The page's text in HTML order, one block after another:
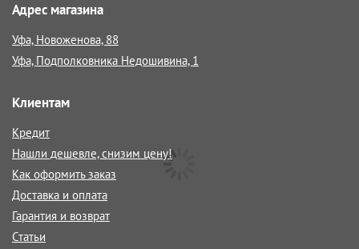
Адрес магазина
Уфа, Новоженова, 88
Уфа, Подполковника Недошивина, 1
Клиентам
Кредит
Нашли дешевле, снизим цену!
Как оформить заказ
Доставка и оплата
Гарантия и возврат
Статьи